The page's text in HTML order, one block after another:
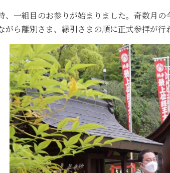
、一組目のお参りが始まりました。奇数月
がら離別さま、縁引さまの順に正式参拝が行